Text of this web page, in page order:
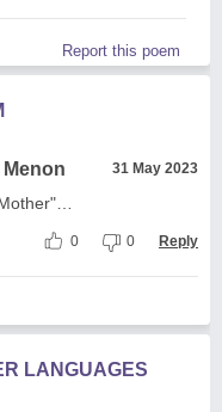
Report this poem
31 May 2023
0 0 Reply
LANGUAGES